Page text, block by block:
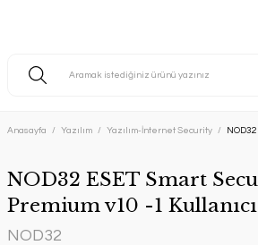
Anasayfa Yazılım Yazılım-İnternet Security
NOD32 ESET Smart
Premium v10 -1 Kullanıcı
NOD32